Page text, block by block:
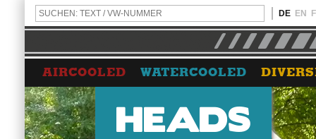
DE EN
AIRCOOLED WATERCOOLED
HEADS